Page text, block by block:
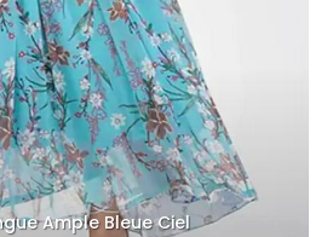
Ample Bleue Ciel